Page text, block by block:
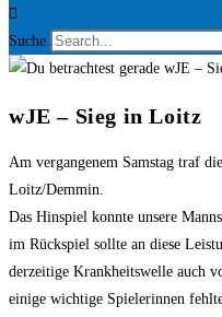
Suche
wJE – Sieg in Loitz
Am vergangenem Samstag traf
Loitz/Demmin.
Das Hinspiel konnte unsere
im Rückspiel sollte an diese
derzeitige Krankheitswelle auch
einige wichtige Spielerinnen